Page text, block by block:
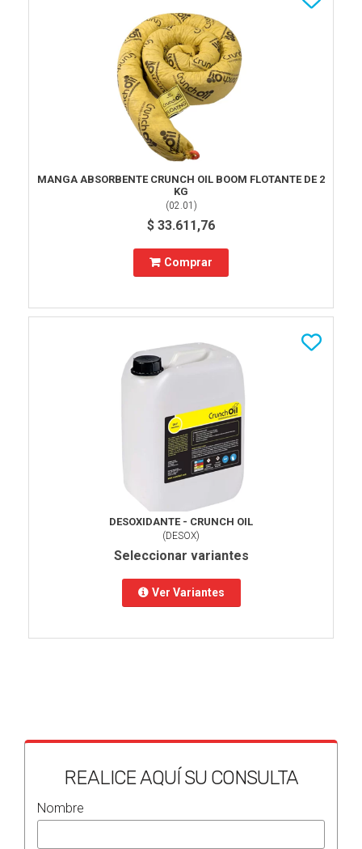
MANGA ABSORBENTE CRUNCH OIL BOOM FLOTANTE DE 2
KG
(02.01 )
$ 33.611,76
Comprar
DESOXIDANTE - CRUNCH OIL
(DESOX)
Seleccionar variantes
Ver Variantes
REALICE AQUÍ SU CONSULTA
Nombre